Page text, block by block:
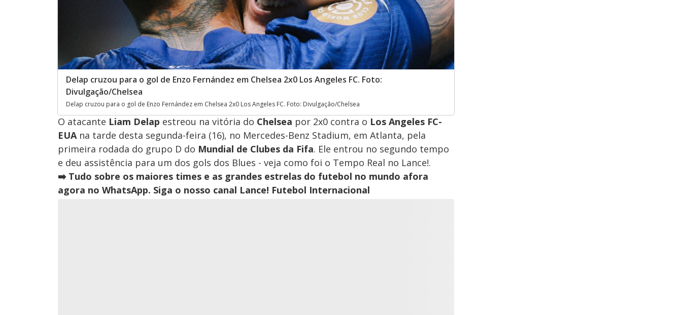
Delap cruzou para o gol de Enzo Fernández em Chelsea 2x0 Los Angeles FC. Foto:
Divulgação/Chelsea
Delap cruzou para o gol de Enzo Fernández em Chelsea 2x0 Los Angeles FC. Foto: Divulgação/Chelsea
O atacante Liam Delap estreou na vitória do Chelsea por 2x0 contra o Los Angeles FC-
EUAna tarde desta segunda-feira (16), no Mercedes-Benz Stadium, em Atlanta, pela
primeira rodada do grupo D do Mundial de Clubes da Fifa. Ele entrou no segundo tempo
e deu assistência para um dos gols dos Blues - veja como foi o Tempo Real no Lance!.
➡️ Tudo sobre os maiores times e as grandes estrelas do futebol no mundo afora
agora no WhatsApp. Siga o nosso canal Lance! Futebol Internacional